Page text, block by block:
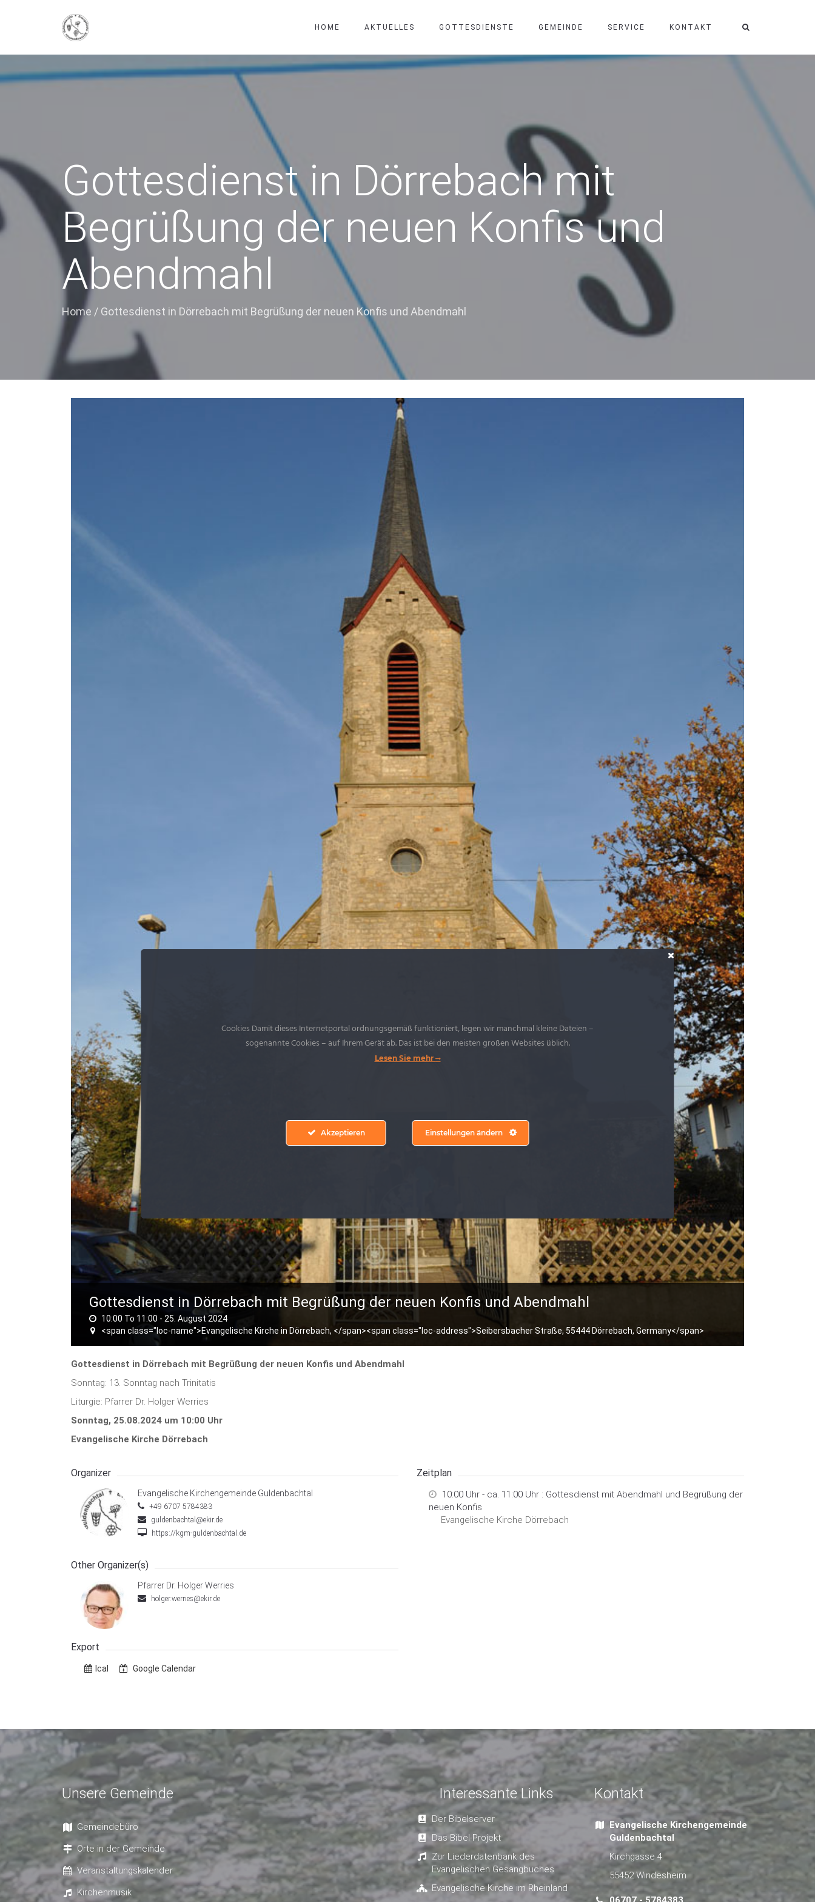
HOME AKTUELLES GOTTESDIENSTE GEMEINDE SERVICE KONTAKT
Gottesdienst in Dörrebach mit
Begrüßung der neuen Konfis und
Abendmahl
Home / Gottesdienst in Dörrebach mit Begrüßung der neuen Konfis und Abendmahl
Gottesdienst in Dörrebach mit Begrüßung der neuen Konfis und Abendmahl
10:00 To 11:00 - 25. August 2024
<span class="loc-name">Evangelische Kirche in Dörrebach, </span><span class="loc-address">Seibersbacher Straße, 55444 Dörrebach, Germany</span>
Gottesdienst in Dörrebach mit Begrüßung der neuen Konfis und Abendmahl
Sonntag: 13. Sonntag nach Trinitatis
Liturgie: Pfarrer Dr. Holger Werries
Sonntag, 25.08.2024 um 10:00 Uhr
Evangelische Kirche Dörrebach
Organizer
Evangelische Kirchengemeinde Guldenbachtal
+49 6707 5784383
guldenbachtal@ekir.de
https://kgm-guldenbachtal.de
Other Organizer(s)
Pfarrer Dr. Holger Werries
holger.werries@ekir.de
Zeitplan
10:00 Uhr - ca. 11:00 Uhr : Gottesdienst mit Abendmahl und Begrüßung der
neuen Konfis
Evangelische Kirche Dörrebach
Export
Ical Google Calendar
Unsere Gemeinde
Gemeindebüro
Orte in der Gemeinde
Veranstaltungskalender
Kirchenmusik
Interessante Links
Der Bibelserver
Das Bibel-Projekt
Zur Liederdatenbank des
Evangelischen Gesangbuches
Evangelische Kirche im Rheinland
Kontakt
Evangelische Kirchengemeinde
Guldenbachtal
Kirchgasse 4
55452 Windesheim
Cookies Damit dieses Internetportal ordnungsgemäß funktioniert, legen wir manchmal kleine Dateien –
sogenannte Cookies – auf Ihrem Gerät ab. Das ist bei den meisten großen Websites üblich.
Lesen Sie mehr
Akzeptieren Einstellungen ändern